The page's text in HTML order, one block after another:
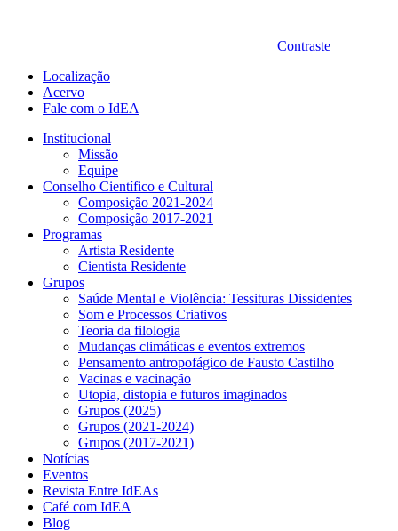
Contraste
Localização
Acervo
Fale com o IdEA
Institucional
Missão
Equipe
Conselho Científico e Cultural
Composição 2021-2024
Composição 2017-2021
Programas
Artista Residente
Cientista Residente
Grupos
Saúde Mental e Violência: Tessituras Dissidentes
Som e Processos Criativos
Teoria da filologia
Mudanças climáticas e eventos extremos
Pensamento antropofágico de Fausto Castilho
Vacinas e vacinação
Utopia, distopia e futuros imaginados
Grupos (2025)
Grupos (2021-2024)
Grupos (2017-2021)
Notícias
Eventos
Revista Entre IdEAs
Café com IdEA
Blog